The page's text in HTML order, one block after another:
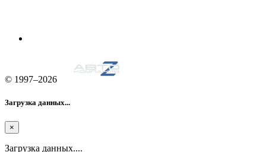
© 1997–2026
Загрузка данных...
×
Загрузка данных....